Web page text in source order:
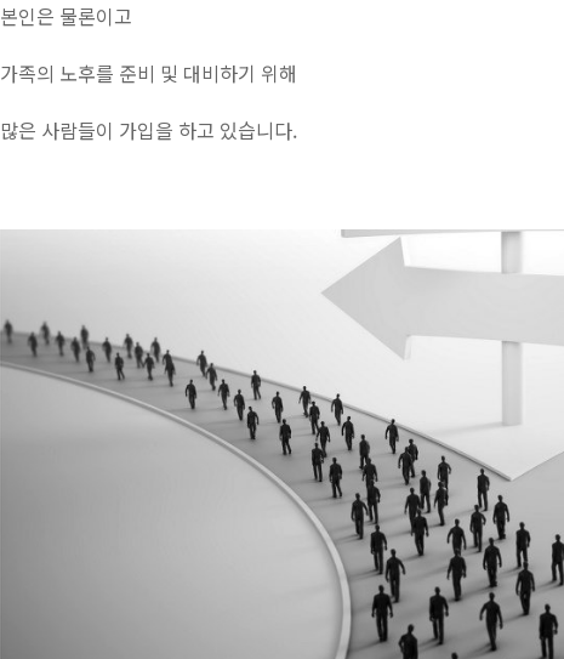
본인은 물론이고
가족의 노후를 준비 및 대비하기 위해
많은 사람들이 가입을 하고 있습니다.